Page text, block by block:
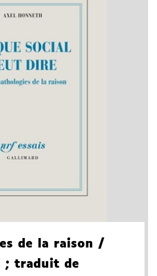
de la raison /
; traduit de